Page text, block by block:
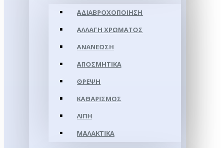
ΑΔΙΑΒΡΟΧΟΠΟΊΗΣΗ
ΑΛΛΑΓΉ ΧΡΏΜΑΤΟΣ
ΑΝΑΝΈΩΣΗ
ΑΠΟΣΜΗΤΙΚΆ
ΘΡΈΨΗ
ΚΑΘΑΡΙΣΜΌΣ
ΛΊΠΗ
ΜΑΛΑΚΤΙΚΆ